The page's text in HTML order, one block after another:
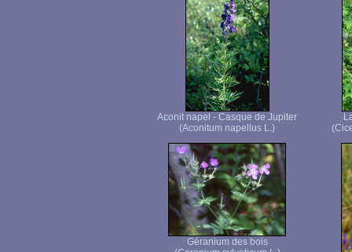
Aconit napel - Casque de Jupiter
(Aconitum napellus L.)
Géranium des bois